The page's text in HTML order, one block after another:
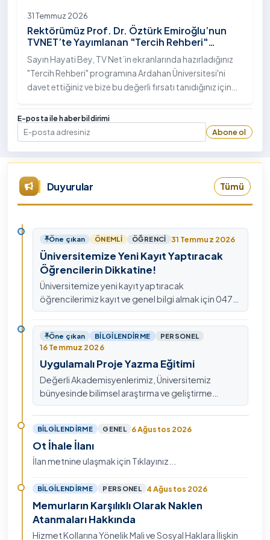
31 Temmuz 2026
Rektörümüz Prof. Dr. Öztürk Emiroğlu’nun
TVNET’te Yayımlanan "Tercih Rehberi"
Programındaki Röportajı
Sayın Hayati Bey, TV Net’in ekranlarında hazırladığınız
"Tercih Rehberi" programına Ardahan Üniversitesi'ni
davet ettiğiniz ve bize bu değerli fırsatı tanıdığınız için
teşekkürlerimi sunuyorum.
E-posta ile haber bildirimi
E-posta
Abone ol
Duyurular Tümü
Öne çıkan ÖNEMLI ÖĞRENCI 31 Temmuz 2026
Üniversitemize Yeni Kayıt Yaptıracak
Öğrencilerin Dikkatine!
Üniversitemize yeni kayıt yaptıracak
öğrencilerimiz kayıt ve genel bilgi almak için 0478
211 75 75 Dahili: 1913 nolu telefondan
ulaşabilirsiniz.
Öne çıkan BILGILENDIRME PERSONEL
16 Temmuz 2026
Uygulamalı Proje Yazma Eğitimi
Değerli Akademisyenlerimiz, Üniversitemiz
bünyesinde bilimsel araştırma ve geliştirme
kültürünü güçlendirmek, ulusal ve uluslararası fon
mekanizmala…
BILGILENDIRME GENEL 6 Ağustos 2026
Ot İhale İlanı
İlan metnine ulaşmak için Tıklayınız...
BILGILENDIRME PERSONEL 4 Ağustos 2026
Memurların Karşılıklı Olarak Naklen
Atanmaları Hakkında
Hizmet Kollarına Yönelik Mali ve Sosyal Haklara İlişkin